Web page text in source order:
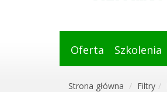
Oferta Szkolenia
Strona główna Filtry